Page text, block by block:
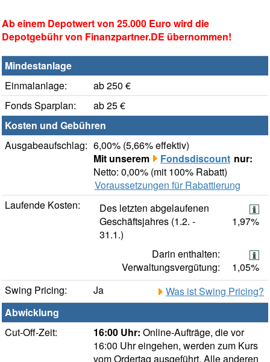
Ab einem Depotwert von 25.000 Euro wird die
Depotgebühr von Finanzpartner.DE übernommen!
Mindestanlage
Einmalanlage:
ab 250 €
Fonds Sparplan:
ab 25 €
Kosten und Gebühren
Ausgabeaufschlag: 6,00% (5,66% effektiv)
Mit unserem
Fondsdiscount nur:
Netto: 0,00% (mit 100% Rabatt)
Voraussetzungen für Rabattierung
Laufende Kosten:
Des letzten abgelaufenen
Geschäftsjahres (1.2. -
31.1.)
1,97%
Darin enthalten:
Verwaltungsvergütung:
1,05%
Swing Pricing:
Ja
Was ist Swing Pricing?
Abwicklung
Cut-Off-Zeit:
16:00 Uhr: Online-Aufträge, die vor
16:00 Uhr eingehen, werden zum Kurs
vom Ordertag ausgeführt. Alle anderen